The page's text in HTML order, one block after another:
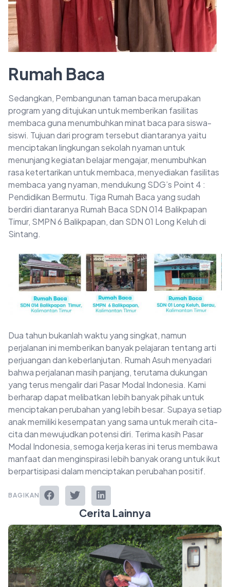
Rumah Baca
Sedangkan, Pembangunan taman baca merupakan
program yang ditujukan untuk memberikan fasilitas
membaca guna menumbuhkan minat baca para siswa-
siswi. Tujuan dari program tersebut diantaranya yaitu
menciptakan lingkungan sekolah nyaman untuk
menunjang kegiatan belajar mengajar, menumbuhkan
rasa ketertarikan untuk membaca, menyediakan fasilitas
membaca yang nyaman, mendukung SDG’s Point 4 :
Pendidikan Bermutu. Tiga Rumah Baca yang sudah
berdiri diantaranya Rumah Baca SDN 014 Balikpapan
Timur, SMPN 6 Balikpapan, dan SDN 01 Long Keluh di
Sintang.
Dua tahun bukanlah waktu yang singkat, namun
perjalanan ini memberikan banyak pelajaran tentang arti
perjuangan dan keberlanjutan. Rumah Asuh menyadari
bahwa perjalanan masih panjang, terutama dukungan
yang terus mengalir dari Pasar Modal Indonesia. Kami
berharap dapat melibatkan lebih banyak pihak untuk
menciptakan perubahan yang lebih besar. Supaya setiap
anak memiliki kesempatan yang sama untuk meraih cita-
cita dan mewujudkan potensi diri. Terima kasih Pasar
Modal Indonesia, semoga kerja keras ini terus membawa
manfaat dan menginspirasi lebih banyak orang untuk ikut
berpartisipasi dalam menciptakan perubahan positif.
BAGIKAN
Cerita Lainnya